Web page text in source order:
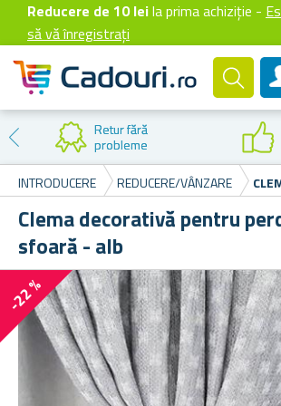
Reducere de 10 leila prima achiziție -
să vă înregistrați
Retur fără
probleme
INTRODUCERE
REDUCERE/VÂNZARE
Clema decorativă pentru
sfoară - alb
-22 %